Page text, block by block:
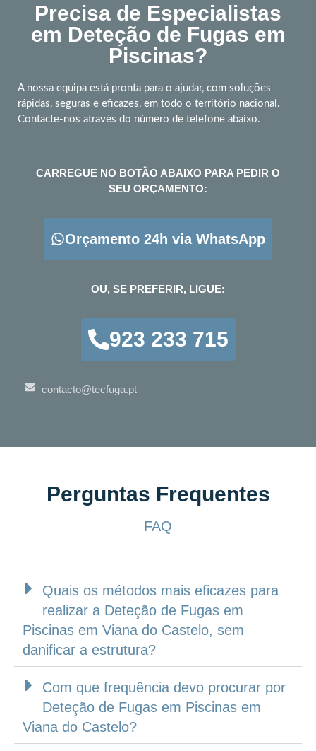
Precisa de Especialistas
em Deteção de Fugas em
Piscinas?
A nossa equipa está pronta para o ajudar, com soluções
rápidas, seguras e eficazes, em todo o território nacional.
Contacte-nos através do número de telefone abaixo.
CARREGUE NO BOTÃO ABAIXO PARA PEDIR O
SEU ORÇAMENTO:
Orçamento 24h via WhatsApp
OU, SE PREFERIR, LIGUE:
923 233 715
contacto@tecfuga.pt
Perguntas Frequentes
FAQ
Quais os métodos mais eficazes para
realizar a Deteção de Fugas em
Piscinas em Viana do Castelo, sem
danificar a estrutura?
Com que frequência devo procurar por
Deteção de Fugas em Piscinas em
Viana do Castelo?